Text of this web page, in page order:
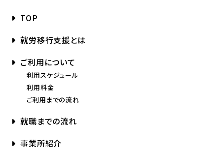
TOP
就労移行支援とは
ご利用について
利用スケジュール
利用料金
ご利用までの流れ
就職までの流れ
事業所紹介